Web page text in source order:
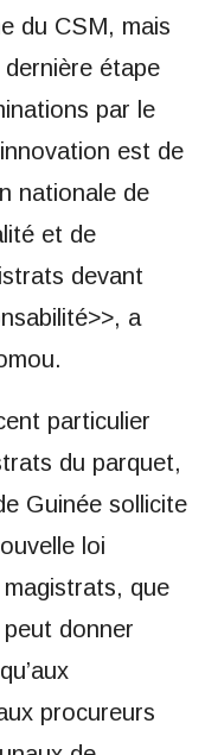
du CSM, mais
étape
par le
est de
nationale de
et de
devant
a
particulier
du parquet,
Guinée sollicite
loi
que
donner
procureurs